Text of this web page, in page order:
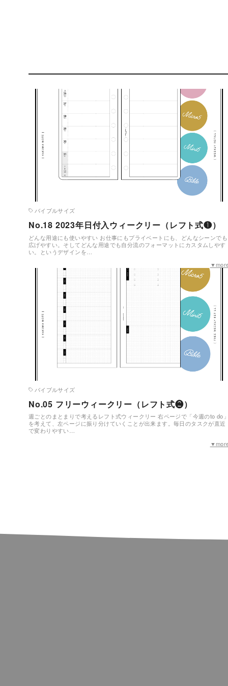
バイブルサイズ
No.18 2023年日付入ウィークリー（レフト式❶）
どんな用途にも使いやすい お仕事にもプライベートにも、どんなシーンでも
広げやすい。そしてどんな用途でも自分流のフォーマットにカスタムしやす
い。というデザインを…
バイブルサイズ
No.05 フリーウィークリー（レフト式❷）
週ごとのまとまりで考えるレフト式ウィークリー 右ページで「今週のto do」
を考えて、左ページに振り分けていくことが出来ます。毎日のタスクが直近
で変わりやすい…